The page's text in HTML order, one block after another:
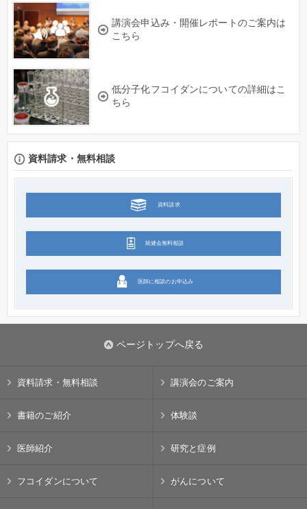
講演会申込み・開催レポートのご案内は
こちら
低分子化フコイダンについての詳細はこ
ちら
資料請求・無料相談
資料請求
統健会無料相談
医師に相談のお申込み
ページトップへ戻る
資料請求・無料相談 講演会のご案内
書籍のご紹介 体験談
医師紹介 研究と症例
フコイダンについて がんについて